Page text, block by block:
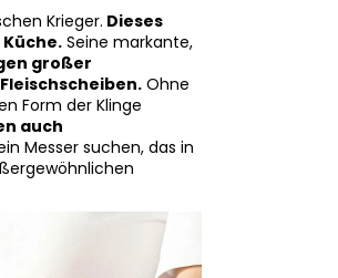
Krieger. Dieses
Seine markante,
großer
Ohne
Form der Klinge
auch
Messer suchen, das in